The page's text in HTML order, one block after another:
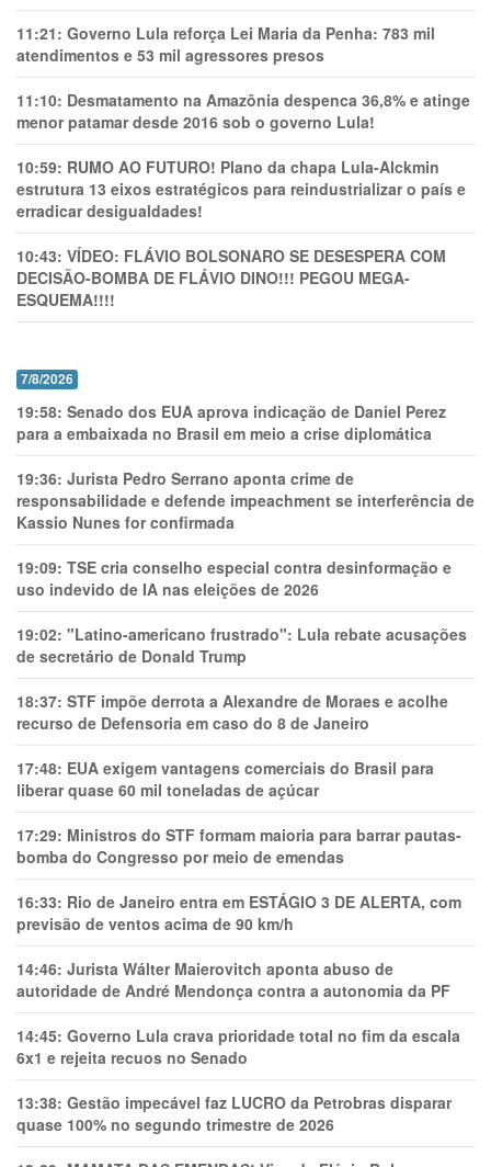
11:21: Governo Lula reforça Lei Maria da Penha: 783 mil
atendimentos e 53 mil agressores presos
11:10: Desmatamento na Amazônia despenca 36,8% e atinge
menor patamar desde 2016 sob o governo Lula!
10:59: RUMO AO FUTURO! Plano da chapa Lula-Alckmin
estrutura 13 eixos estratégicos para reindustrializar o país e
erradicar desigualdades!
10:43: VÍDEO: FLÁVIO BOLSONARO SE DESESPERA COM
DECISÃO-BOMBA DE FLÁVIO DINO!!! PEGOU MEGA-
ESQUEMA!!!!
7/8/2026
19:58: Senado dos EUA aprova indicação de Daniel Perez
para a embaixada no Brasil em meio a crise diplomática
19:36: Jurista Pedro Serrano aponta crime de
responsabilidade e defende impeachment se interferência de
Kassio Nunes for confirmada
19:09: TSE cria conselho especial contra desinformação e
uso indevido de IA nas eleições de 2026
19:02: "Latino-americano frustrado": Lula rebate acusações
de secretário de Donald Trump
18:37: STF impõe derrota a Alexandre de Moraes e acolhe
recurso de Defensoria em caso do 8 de Janeiro
17:48: EUA exigem vantagens comerciais do Brasil para
liberar quase 60 mil toneladas de açúcar
17:29: Ministros do STF formam maioria para barrar pautas-
bomba do Congresso por meio de emendas
16:33: Rio de Janeiro entra em ESTÁGIO 3 DE ALERTA, com
previsão de ventos acima de 90 km/h
14:46: Jurista Wálter Maierovitch aponta abuso de
autoridade de André Mendonça contra a autonomia da PF
14:45: Governo Lula crava prioridade total no fim da escala
6x1 e rejeita recuos no Senado
13:38: Gestão impecável faz LUCRO da Petrobras disparar
quase 100% no segundo trimestre de 2026